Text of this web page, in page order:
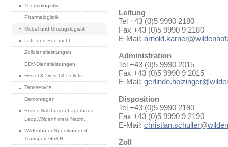
Thermologistik
Pharmalogistik
Möbel und Umzugslogistik
Luft- und Seefracht
Zolldienstleistungen
EDV-Dienstleistungen
Heizöl & Diesel & Pellets
Tankservice
Demontagen
Erstes Salzburger Lagerhaus
Leop.Wildenhofers Nachf.
Wildenhofer Spedition und
Transport GmbH
Leitung
Tel +43 (0)5 9990 2180
Fax +43 (0)5 9990 9 2180
E-Mail: arnold.karner@
Administration
Tel +43 (0)5 9990 2015
Fax +43 (0)5 9990 9 2015
E-Mail:
Disposition
Tel +43 (0)5 9990 2190
Fax +43 (0)5 9990 9 2190
E-Mail: christian.schuller@
Zoll